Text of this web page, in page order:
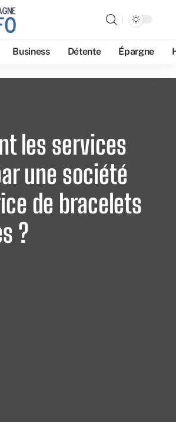
Business Détente Épargne
les services
une société
de bracelets
?